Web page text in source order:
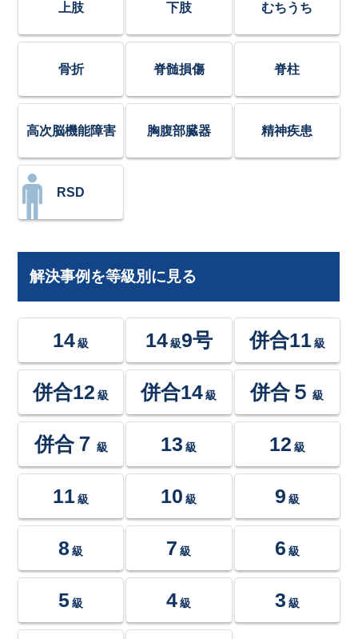
上肢 下肢 むちうち
骨折 脊髄損傷 脊柱
高次脳機能障害 胸腹部臓器 精神疾患
RSD
解決事例を等級別に見る
14 級 14級9号 併合11 級
併合12 級 併合14 級 併合５ 級
併合７ 級 13 級 12 級
11 級 10 級 9 級
8 級 7 級 6 級
5 級 4 級 3 級